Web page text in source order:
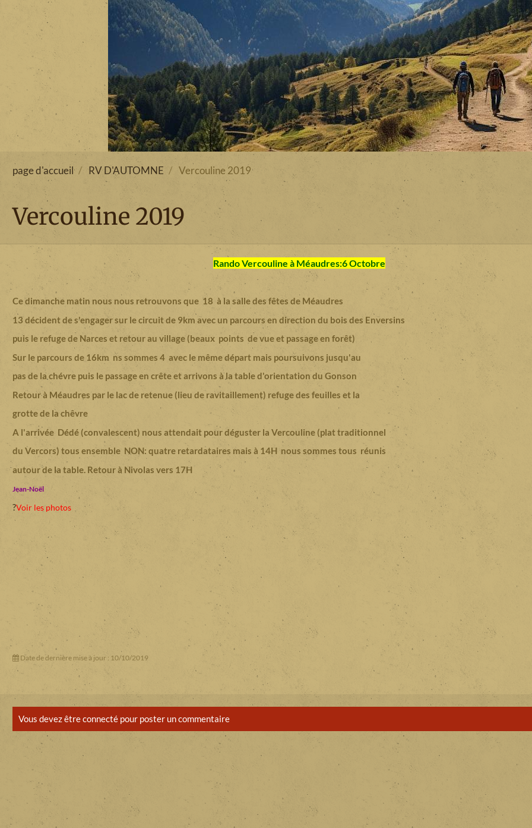
page d'accueil RV D'AUTOMNE Vercouline 2019
Vercouline 2019
Rando Vercouline à Méaudres:6 Octobre
Ce dimanche matin nous nous retrouvons que 18 à la salle des fêtes de Méaudres
13 décident de s'engager sur le circuit de 9km avec un parcours en direction du bois des Enversins
puis le refuge de Narces et retour au village (beaux points de vue et passage en forêt)
Sur le parcours de 16km ns sommes 4 avec le même départ mais poursuivons jusqu'au
pas de la chévre puis le passage en crête et arrivons à la table d'orientation du Gonson
Retour à Méaudres par le lac de retenue (lieu de ravitaillement) refuge des feuilles et la
grotte de la chêvre
A l'arrivée Dédé (convalescent) nous attendait pour déguster la Vercouline (plat traditionnel
du Vercors) tous ensemble NON: quatre retardataires mais à 14H nous sommes tous réunis
autour de la table. Retour à Nivolas vers 17H
Jean-Noël
?Voir les photos
Date de dernière mise à jour : 10/10/2019
Vous devez être connecté pour poster un commentaire